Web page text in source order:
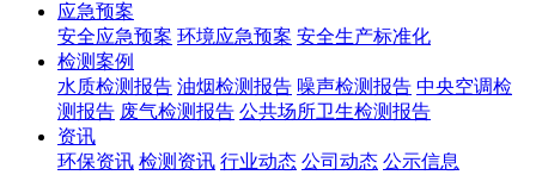
应急预案
安全应急预案 环境应急预案 安全生产标准化
检测案例
水质检测报告 油烟检测报告 噪声检测报告 中央空调检
测报告 废气检测报告 公共场所卫生检测报告
资讯
环保资讯 检测资讯 行业动态 公司动态 公示信息